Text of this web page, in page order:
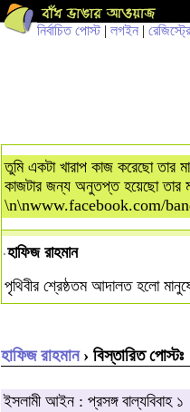
নির্বাচিত পোস্ট| লগইন |
তুমি একটা খারাপ কাজ করেছো তার
কাজটার জন্য অনুতপ্ত হয়েছো তার
\n\nwww.facebook.com/
হাফিজ রাহমান
পৃথিবীর শ্রেষ্ঠতম আদালত হলো
হাফিজ রাহমান› বিস্তারিত পোস্টঃ
ইসলামী আইন : প্রসঙ্গ বাল্যবিবাহ ১